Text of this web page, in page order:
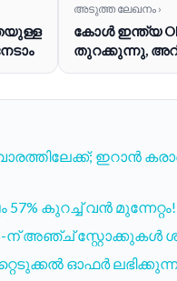
അടുത്ത ലേഖനം ›
കോൾ ഇന്ത്യ
തുറക്കുന്നു,
ഇറാൻ
കുറച്ച് വൻ മുന്നേറ്റം!
25-ന് അഞ്ച്
ഓഫർ